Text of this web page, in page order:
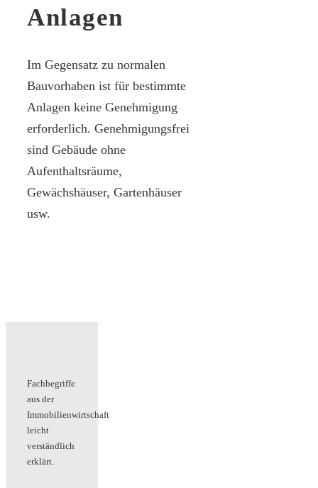
Anlagen
Im Gegensatz zu normalen
Bauvorhaben ist für bestimmte
Anlagen keine Genehmigung
erforderlich. Genehmigungsfrei
sind Gebäude ohne
Aufenthaltsräume,
Gewächshäuser, Gartenhäuser
usw.
Fachbegriffe
aus der
Immobilienwirtschaft
leicht
verständlich
erklärt.